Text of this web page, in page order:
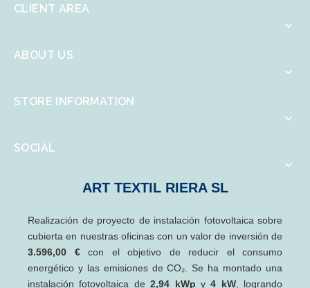
CLIENT AREA

ABOUT US

STORE INFORMATION

SOCIAL

ART TEXTIL RIERA SL
Realización de proyecto de instalación fotovoltaica sobre
cubierta en nuestras oficinas con un valor de inversión de
3.596,00 €con el objetivo de reducir el consumo
energético y las emisiones de CO₂. Se ha montado una
instalación fotovoltaica de2,94 kWp y4 kW, logrando